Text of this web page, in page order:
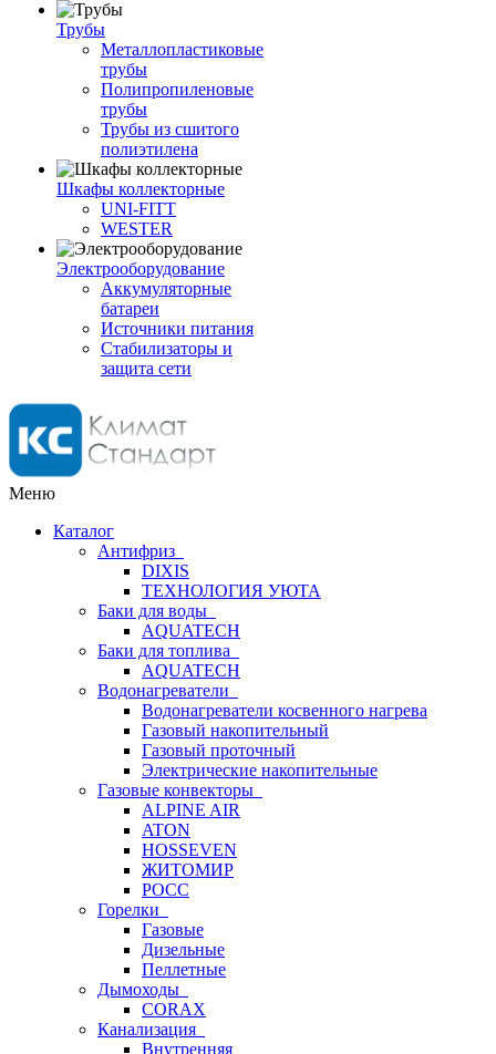
Трубы
Металлопластиковые
трубы
Полипропиленовые
трубы
Трубы из сшитого
полиэтилена
Шкафы коллекторные
UNI-FITT
WESTER
Электрооборудование
Аккумуляторные
батареи
Источники питания
Стабилизаторы и
защита сети
Меню
Каталог
Антифриз
DIXIS
ТЕХНОЛОГИЯ УЮТА
Баки для воды
AQUATECH
Баки для топлива
AQUATECH
Водонагреватели
Водонагреватели косвенного нагрева
Газовый накопительный
Газовый проточный
Электрические накопительные
Газовые конвекторы
ALPINE AIR
ATON
HOSSEVEN
ЖИТОМИР
РОСС
Горелки
Газовые
Дизельные
Пеллетные
Дымоходы
CORAX
Канализация
Внутренняя